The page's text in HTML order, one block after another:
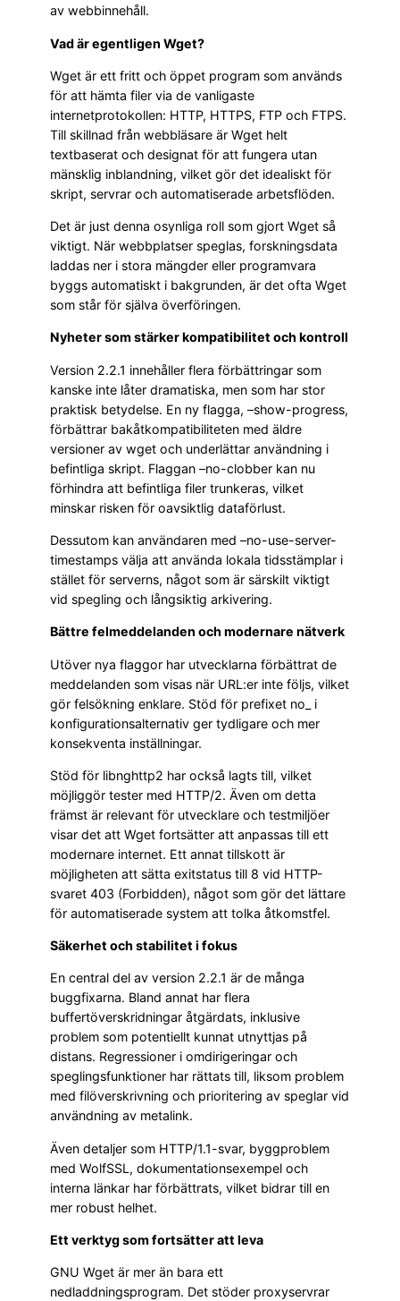
av webbinnehåll.
Vad är egentligen Wget?
Wget är ett fritt och öppet program som används
för att hämta filer via de vanligaste
internetprotokollen: HTTP, HTTPS, FTP och FTPS.
Till skillnad från webbläsare är Wget helt
textbaserat och designat för att fungera utan
mänsklig inblandning, vilket gör det idealiskt för
skript, servrar och automatiserade arbetsflöden.
Det är just denna osynliga roll som gjort Wget så
viktigt. När webbplatser speglas, forskningsdata
laddas ner i stora mängder eller programvara
byggs automatiskt i bakgrunden, är det ofta Wget
som står för själva överföringen.
Nyheter som stärker kompatibilitet och kontroll
Version 2.2.1 innehåller flera förbättringar som
kanske inte låter dramatiska, men som har stor
praktisk betydelse. En ny flagga, –show-progress,
förbättrar bakåtkompatibiliteten med äldre
versioner av wget och underlättar användning i
befintliga skript. Flaggan –no-clobber kan nu
förhindra att befintliga filer trunkeras, vilket
minskar risken för oavsiktlig dataförlust.
Dessutom kan användaren med –no-use-server-
timestamps välja att använda lokala tidsstämplar i
stället för serverns, något som är särskilt viktigt
vid spegling och långsiktig arkivering.
Bättre felmeddelanden och modernare nätverk
Utöver nya flaggor har utvecklarna förbättrat de
meddelanden som visas när URL:er inte följs, vilket
gör felsökning enklare. Stöd för prefixet no_ i
konfigurationsalternativ ger tydligare och mer
konsekventa inställningar.
Stöd för libnghttp2 har också lagts till, vilket
möjliggör tester med HTTP/2. Även om detta
främst är relevant för utvecklare och testmiljöer
visar det att Wget fortsätter att anpassas till ett
modernare internet. Ett annat tillskott är
möjligheten att sätta exitstatus till 8 vid HTTP-
svaret 403 (Forbidden), något som gör det lättare
för automatiserade system att tolka åtkomstfel.
Säkerhet och stabilitet i fokus
En central del av version 2.2.1 är de många
buggfixarna. Bland annat har flera
buffertöverskridningar åtgärdats, inklusive
problem som potentiellt kunnat utnyttjas på
distans. Regressioner i omdirigeringar och
speglingsfunktioner har rättats till, liksom problem
med filöverskrivning och prioritering av speglar vid
användning av metalink.
Även detaljer som HTTP/1.1-svar, byggproblem
med WolfSSL, dokumentationsexempel och
interna länkar har förbättrats, vilket bidrar till en
mer robust helhet.
Ett verktyg som fortsätter att leva
GNU Wget är mer än bara ett
nedladdningsprogram. Det stöder proxyservrar